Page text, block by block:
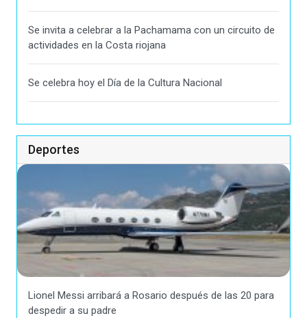
Se invita a celebrar a la Pachamama con un circuito de
actividades en la Costa riojana
Se celebra hoy el Día de la Cultura Nacional
Deportes
Lionel Messi arribará a Rosario después de las 20 para
despedir a su padre